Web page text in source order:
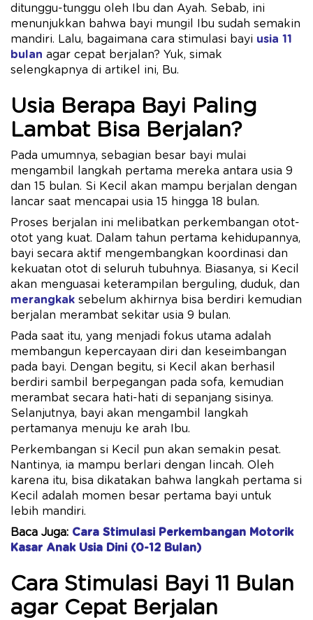
ditunggu-tunggu oleh Ibu dan Ayah. Sebab, ini
menunjukkan bahwa bayi mungil Ibu sudah semakin
mandiri. Lalu, bagaimana cara stimulasi bayi usia 11
bulan agar cepat berjalan? Yuk, simak
selengkapnya di artikel ini, Bu.
Usia Berapa Bayi Paling
Lambat Bisa Berjalan?
Pada umumnya, sebagian besar bayi mulai
mengambil langkah pertama mereka antara usia 9
dan 15 bulan. Si Kecil akan mampu berjalan dengan
lancar saat mencapai usia 15 hingga 18 bulan.
Proses berjalan ini melibatkan perkembangan otot-
otot yang kuat. Dalam tahun pertama kehidupannya,
bayi secara aktif mengembangkan koordinasi dan
kekuatan otot di seluruh tubuhnya. Biasanya, si Kecil
akan menguasai keterampilan berguling, duduk, dan
merangkak sebelum akhirnya bisa berdiri kemudian
berjalan merambat sekitar usia 9 bulan.
Pada saat itu, yang menjadi fokus utama adalah
membangun kepercayaan diri dan keseimbangan
pada bayi. Dengan begitu, si Kecil akan berhasil
berdiri sambil berpegangan pada sofa, kemudian
merambat secara hati-hati di sepanjang sisinya.
Selanjutnya, bayi akan mengambil langkah
pertamanya menuju ke arah Ibu.
Perkembangan si Kecil pun akan semakin pesat.
Nantinya, ia mampu berlari dengan lincah. Oleh
karena itu, bisa dikatakan bahwa langkah pertama si
Kecil adalah momen besar pertama bayi untuk
lebih mandiri.
Baca Juga: Cara Stimulasi Perkembangan Motorik
Kasar Anak Usia Dini (0-12 Bulan)
Cara Stimulasi Bayi 11 Bulan
agar Cepat Berjalan